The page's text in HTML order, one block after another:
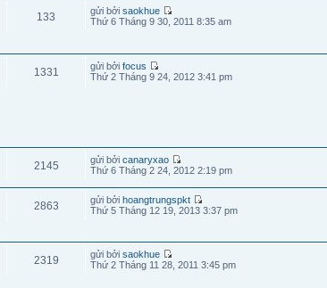
133 gửi bởisaokhue
Thứ 6 Tháng 9 30, 2011 8:35 am
1331 gửi bởifocus
Thứ 2 Tháng 9 24, 2012 3:41 pm
2145 gửi bởicanaryxao
Thứ 6 Tháng 2 24, 2012 2:19 pm
2863 gửi bởihoangtrungspkt
Thứ 5 Tháng 12 19, 2013 3:37 pm
2319 gửi bởisaokhue
Thứ 2 Tháng 11 28, 2011 3:45 pm